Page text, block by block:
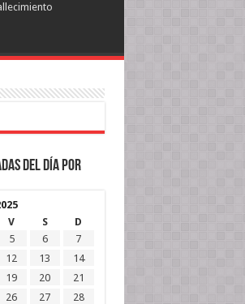
del día por
V S
D
5 6
7
12 13
14
19 20
21
26 27
28